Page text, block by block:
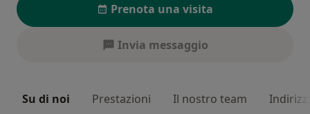
Prenota una visita
Invia messaggio
Su di noi Prestazioni Il nostro team Indirizzi